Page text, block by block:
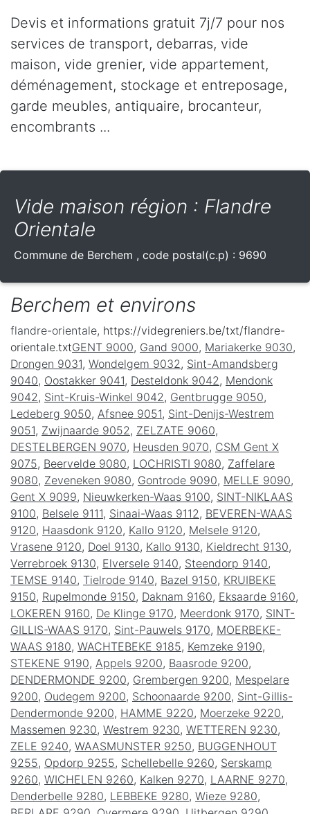
Devis et informations gratuit 7j/7 pour nos
services de transport, debarras, vide
maison, vide grenier, vide appartement,
déménagement, stockage et entreposage,
garde meubles, antiquaire, brocanteur,
encombrants ...
Vide maison région : Flandre
Orientale
Commune de Berchem , code postal(c.p) : 9690
Berchem et environs
flandre-orientale, https://videgreniers.be/txt/flandre-
orientale.txtGENT 9000, Gand 9000, Mariakerke 9030,
Drongen 9031, Wondelgem 9032 , Sint-Amandsberg
9040, Oostakker 9041, Desteldonk 9042 , Mendonk
9042 , Sint-Kruis-Winkel 9042 , Gentbrugge 9050,
Ledeberg 9050, Afsnee 9051, Sint-Denijs-Westrem
9051, Zwijnaarde 9052 , ZELZATE 9060,
DESTELBERGEN 9070, Heusden 9070, CSM Gent X
9075, Beervelde 9080, LOCHRISTI 9080, Zaffelare
9080, Zeveneken 9080, Gontrode 9090, MELLE 9090,
Gent X 9099, Nieuwkerken-Waas 9100, SINT-NIKLAAS
9100, Belsele 9111, Sinaai-Waas 9112 , BEVEREN-WAAS
9120, Haasdonk 9120, Kallo 9120, Melsele 9120,
Vrasene 9120, Doel 9130, Kallo 9130, Kieldrecht 9130,
Verrebroek 9130, Elversele 9140, Steendorp 9140,
TEMSE 9140, Tielrode 9140, Bazel 9150, KRUIBEKE
9150, Rupelmonde 9150, Daknam 9160, Eksaarde 9160,
LOKEREN 9160, De Klinge 9170, Meerdonk 9170, SINT-
GILLIS-WAAS 9170, Sint-Pauwels 9170, MOERBEKE-
WAAS 9180, WACHTEBEKE 9185, Kemzeke 9190,
STEKENE 9190, Appels 9200, Baasrode 9200,
DENDERMONDE 9200, Grembergen 9200, Mespelare
9200, Oudegem 9200, Schoonaarde 9200, Sint-Gillis-
Dendermonde 9200, HAMME 9220, Moerzeke 9220,
Massemen 9230, Westrem 9230, WETTEREN 9230,
ZELE 9240, WAASMUNSTER 9250, BUGGENHOUT
9255, Opdorp 9255, Schellebelle 9260, Serskamp
9260, WICHELEN 9260, Kalken 9270, LAARNE 9270,
Denderbelle 9280, LEBBEKE 9280, Wieze 9280,